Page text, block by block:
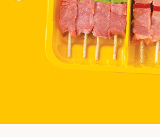
Charte de confidentialité